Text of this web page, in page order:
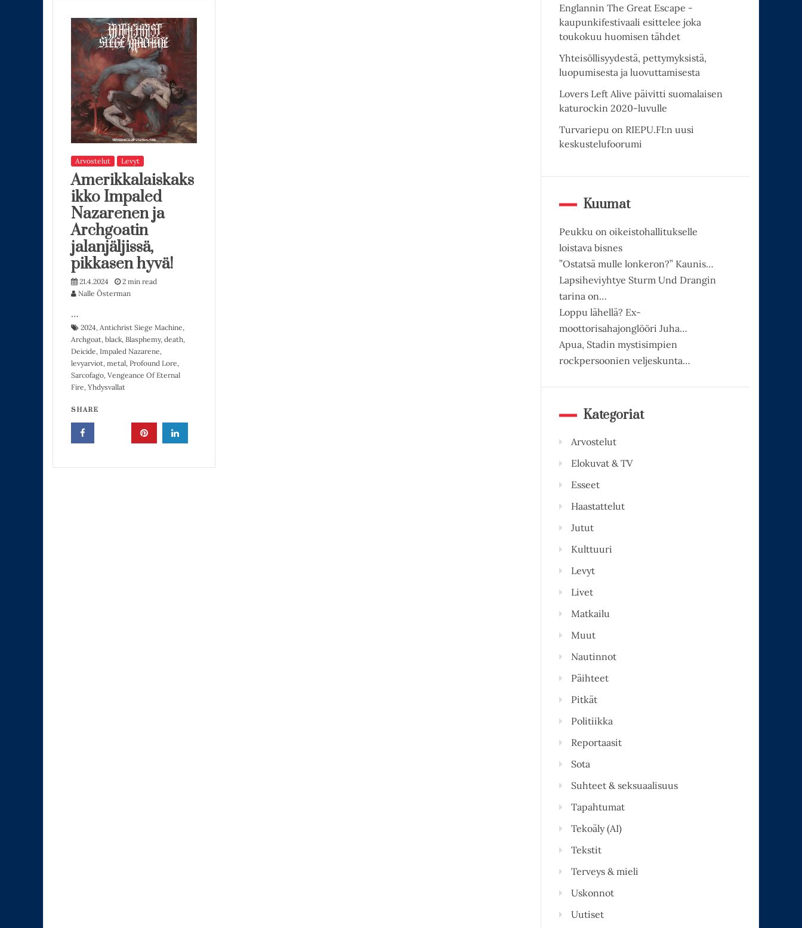
Arvostelut Levyt
Amerikkalaiskaks
ikko Impaled
Nazarenen ja
Archgoatin
jalanjäljissä,
pikkasen hyvä!
21.4.2024
2 min read
Nalle Österman
…
2024, Antichrist Siege Machine,
Archgoat, black, Blasphemy, death,
Deicide, Impaled Nazarene,
levyarviot, metal, Profound Lore,
Sarcofago, Vengeance Of Eternal
Fire, Yhdysvallat
SHARE
Englannin The Great Escape -
kaupunkifestivaali esittelee joka
toukokuu huomisen tähdet
Yhteisöllisyydestä, pettymyksistä,
luopumisesta ja luovuttamisesta
Lovers Left Alive päivitti suomalaisen
katurockin 2020-luvulle
Turvariepu on RIEPU.FI:n uusi
keskustelufoorumi
Kuumat
Peukku on oikeistohallitukselle
loistava bisnes
”Ostatsä mulle lonkeron?” Kaunis…
Lapsiheviyhtye Sturm Und Drangin
tarina on…
Loppu lähellä? Ex-
moottorisahajonglööri Juha…
Apua, Stadin mystisimpien
rockpersoonien veljeskunta…
Kategoriat
Arvostelut
Elokuvat & TV
Esseet
Haastattelut
Jutut
Kulttuuri
Levyt
Livet
Matkailu
Muut
Nautinnot
Päihteet
Pitkät
Politiikka
Reportaasit
Sota
Suhteet & seksuaalisuus
Tapahtumat
Tekoäly (AI)
Tekstit
Terveys & mieli
Uskonnot
Uutiset